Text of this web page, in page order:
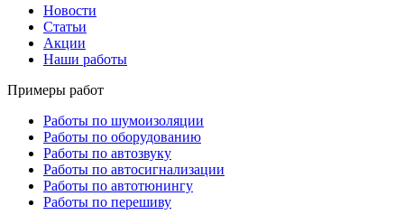
Новости
Статьи
Акции
Наши работы
Примеры работ
Работы по шумоизоляции
Работы по оборудованию
Работы по автозвуку
Работы по автосигнализации
Работы по автотюнингу
Работы по перешиву